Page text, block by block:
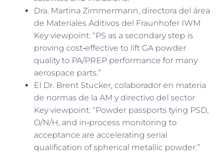
Dra. Martina Zimmermann, directora del área
de Materiales Aditivos del Fraunhofer IWM
Key viewpoint: “PS as a secondary step is
proving cost‑effective to lift GA powder
quality to PA/PREP performance for many
aerospace parts.”
El Dr. Brent Stucker, colaborador en materia
de normas de la AM y directivo del sector
Key viewpoint: “Powder passports tying PSD,
O/N/H, and in‑process monitoring to
acceptance are accelerating serial
qualification of spherical metallic powder.”